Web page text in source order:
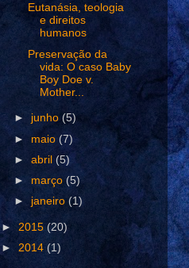
Eutanásia, teologia
e direitos
humanos
Preservação da
vida: O caso Baby
Boy Doe v.
Mother...
► junho(5)
► maio (7)
►abril(5)
► março(5)
► janeiro(1)
► 2015 (20)
► 2014 (1)